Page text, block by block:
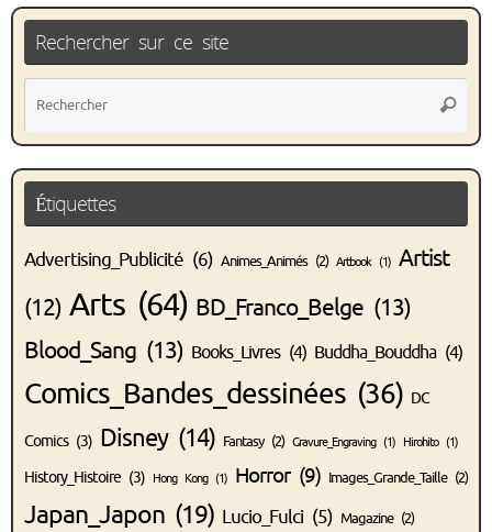
Rechercher sur ce site
Étiquettes
Advertising_Publicité (6) Animes_Animés(2) Artbook(1) Artist
(12) Arts (64) BD_Franco_Belge (13)
Blood_Sang (13) Books_Livres(4) Buddha_Bouddha(4)
Comics_Bandes_dessinées (36) DC
Comics(3) Disney(14) Fantasy(2) Gravure_Engraving(1) Hirohito(1)
History_Histoire (3) Hong Kong(1) Horror(9) Images_Grande_Taille(2)
Japan_Japon (19) Lucio_Fulci (5) Magazine(2)